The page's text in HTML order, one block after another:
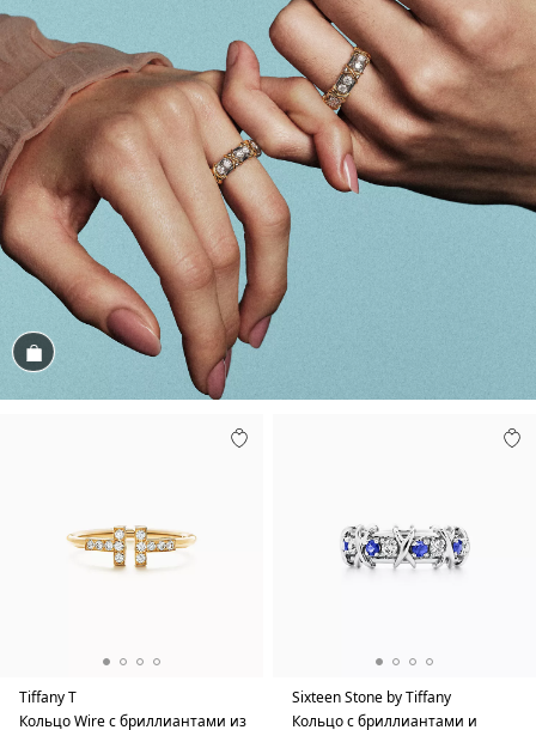
Посмотреть
Tiffany T
Кольцо Wire с бриллиантами из
Sixteen Stone by Tiffany
Кольцо с бриллиантами и